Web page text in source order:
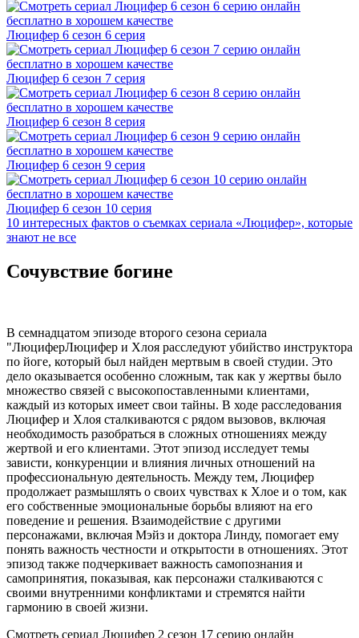
Люцифер 6 cезон 6 cерия
Люцифер 6 cезон 7 cерия
Люцифер 6 cезон 8 cерия
Люцифер 6 cезон 9 cерия
Люцифер 6 cезон 10 cерия
10 интересных фактов о съемках сериала «Люцифер», которые
знают не все
Сочувствие богине
В семнадцатом эпизоде второго сезона сериала
"ЛюциферЛюцифер и Хлоя расследуют убийство инструктора
по йоге, который был найден мертвым в своей студии. Это
дело оказывается особенно сложным, так как у жертвы было
множество связей с высокопоставленными клиентами,
каждый из которых имеет свои тайны. В ходе расследования
Люцифер и Хлоя сталкиваются с рядом вызовов, включая
необходимость разобраться в сложных отношениях между
жертвой и его клиентами. Этот эпизод исследует темы
зависти, конкуренции и влияния личных отношений на
профессиональную деятельность. Между тем, Люцифер
продолжает размышлять о своих чувствах к Хлое и о том, как
его собственные эмоциональные борьбы влияют на его
поведение и решения. Взаимодействие с другими
персонажами, включая Мэйз и доктора Линду, помогает ему
понять важность честности и открытости в отношениях. Этот
эпизод также подчеркивает важность самопознания и
самопринятия, показывая, как персонажи сталкиваются с
своими внутренними конфликтами и стремятся найти
гармонию в своей жизни.
Смотреть сериал Люцифер 2 сезон 17 серию онлайн